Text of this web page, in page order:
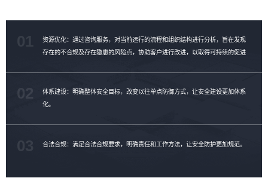
资源优化：通过咨询服务，对当前运行的流程和组织结构进行分析，旨在发现
存在的不合规及存在隐患的风险点，协助客户进行改进，以取得可持续的促进
体系建设：明确整体安全目标，改变以往单点防御方式，让安全建设更加体系
化。
02
合法合规：满足合法合规要求，明确责任和工作方法，让安全防护更加规范。
03